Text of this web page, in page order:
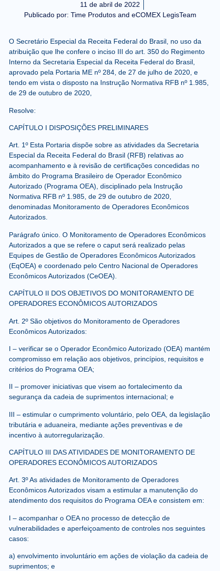
11 de abril de 2022
Publicado por: Time Produtos and eCOMEX LegisTeam
O Secretário Especial da Receita Federal do Brasil, no uso da
atribuição que lhe confere o inciso III do art. 350 do Regimento
Interno da Secretaria Especial da Receita Federal do Brasil,
aprovado pela Portaria ME nº 284, de 27 de julho de 2020, e
tendo em vista o disposto na Instrução Normativa RFB nº 1.985,
de 29 de outubro de 2020,
Resolve:
CAPÍTULO I DISPOSIÇÕES PRELIMINARES
Art. 1º Esta Portaria dispõe sobre as atividades da Secretaria
Especial da Receita Federal do Brasil (RFB) relativas ao
acompanhamento e à revisão de certificações concedidas no
âmbito do Programa Brasileiro de Operador Econômico
Autorizado (Programa OEA), disciplinado pela Instrução
Normativa RFB nº 1.985, de 29 de outubro de 2020,
denominadas Monitoramento de Operadores Econômicos
Autorizados.
Parágrafo único. O Monitoramento de Operadores Econômicos
Autorizados a que se refere o caput será realizado pelas
Equipes de Gestão de Operadores Econômicos Autorizados
(EqOEA) e coordenado pelo Centro Nacional de Operadores
Econômicos Autorizados (CeOEA).
CAPÍTULO II DOS OBJETIVOS DO MONITORAMENTO DE
OPERADORES ECONÔMICOS AUTORIZADOS
Art. 2º São objetivos do Monitoramento de Operadores
Econômicos Autorizados:
I – verificar se o Operador Econômico Autorizado (OEA) mantém
compromisso em relação aos objetivos, princípios, requisitos e
critérios do Programa OEA;
II – promover iniciativas que visem ao fortalecimento da
segurança da cadeia de suprimentos internacional; e
III – estimular o cumprimento voluntário, pelo OEA, da legislação
tributária e aduaneira, mediante ações preventivas e de
incentivo à autorregularização.
CAPÍTULO III DAS ATIVIDADES DE MONITORAMENTO DE
OPERADORES ECONÔMICOS AUTORIZADOS
Art. 3º As atividades de Monitoramento de Operadores
Econômicos Autorizados visam a estimular a manutenção do
atendimento dos requisitos do Programa OEA e consistem em:
I – acompanhar o OEA no processo de detecção de
vulnerabilidades e aperfeiçoamento de controles nos seguintes
casos:
a) envolvimento involuntário em ações de violação da cadeia de
suprimentos; e